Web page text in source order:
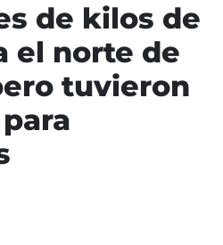
de kilos de
el norte de
tuvieron